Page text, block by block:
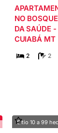
NO BOSQUE
DA SAÚDE -
CUIABÁ MT
2 2
Sítio 10 a 99